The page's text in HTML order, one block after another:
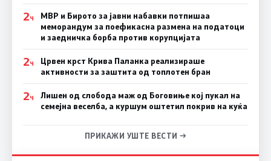
2Ч
МВР и Бирото за јавни набавки потпишаа
меморандум за поефикасна размена на податоци
и заедничка борба против корупцијата
2Ч
Црвен крст Крива Паланка реализираше
активности за заштита од топлотен бран
2Ч
Лишен од слобода маж од Боговиње кој пукал на
семејна веселба, а куршум оштетил покрив на куќа
ПРИКАЖИ УШТЕ ВЕСТИ →